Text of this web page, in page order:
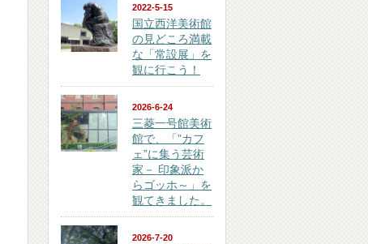
2022-5-15
国立西洋美術館
の見どころ満載
な「常設展」を
観に行こう！
2026-6-24
三菱一号館美術
館で、「”カフ
ェ”に集う芸術
家－ 印象派か
らゴッホ～」を
観てきました。
2026-7-20